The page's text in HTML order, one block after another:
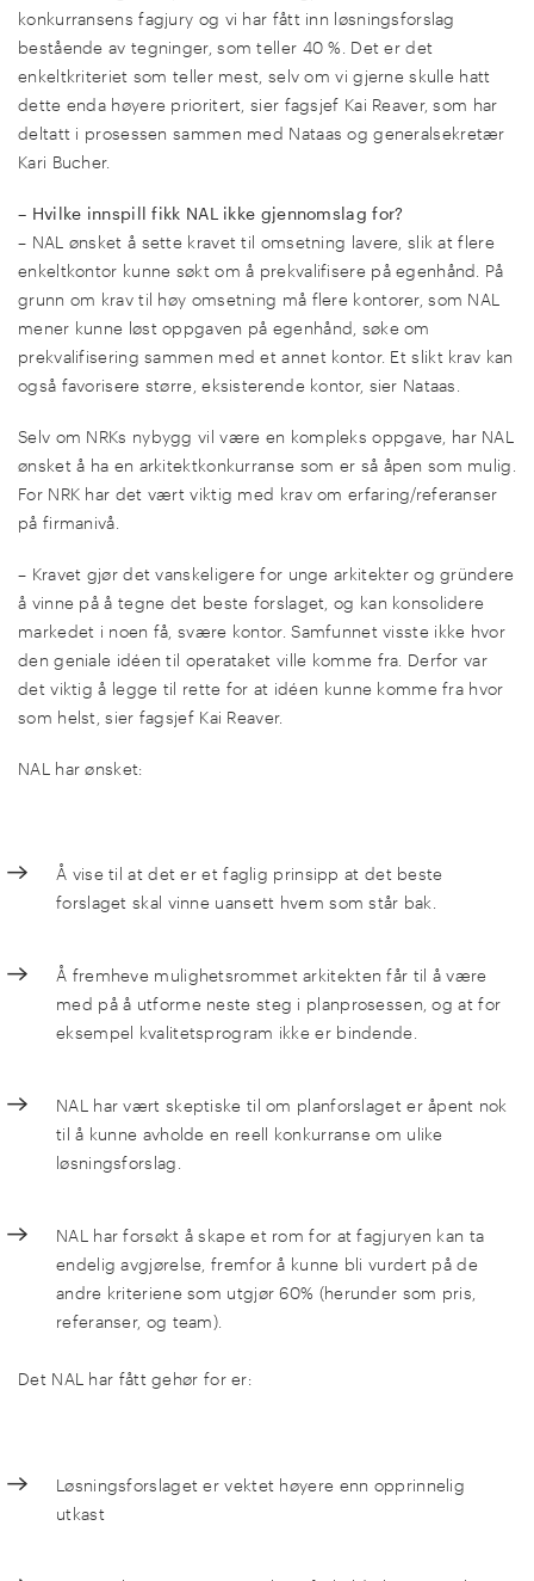
konkurransens fagjury og vi har fått inn løsningsforslag
bestående av tegninger, som teller 40 %. Det er det
enkeltkriteriet som teller mest, selv om vi gjerne skulle hatt
dette enda høyere prioritert, sier fagsjef Kai Reaver, som har
deltatt i prosessen sammen med Nataas og generalsekretær
Kari Bucher.
– Hvilke innspill fikk NAL ikke gjennomslag for?
– NAL ønsket å sette kravet til omsetning lavere, slik at flere
enkeltkontor kunne søkt om å prekvalifisere på egenhånd. På
grunn om krav til høy omsetning må flere kontorer, som NAL
mener kunne løst oppgaven på egenhånd, søke om
prekvalifisering sammen med et annet kontor. Et slikt krav kan
også favorisere større, eksisterende kontor, sier Nataas.
Selv om NRKs nybygg vil være en kompleks oppgave, har NAL
ønsket å ha en arkitektkonkurranse som er så åpen som mulig.
For NRK har det vært viktig med krav om erfaring/referanser
på firmanivå.
– Kravet gjør det vanskeligere for unge arkitekter og gründere
å vinne på å tegne det beste forslaget, og kan konsolidere
markedet i noen få, svære kontor. Samfunnet visste ikke hvor
den geniale idéen til operataket ville komme fra. Derfor var
det viktig å legge til rette for at idéen kunne komme fra hvor
som helst, sier fagsjef Kai Reaver.
NAL har ønsket:
Å vise til at det er et faglig prinsipp at det beste
forslaget skal vinne uansett hvem som står bak.
Å fremheve mulighetsrommet arkitekten får til å være
med på å utforme neste steg i planprosessen, og at for
eksempel kvalitetsprogram ikke er bindende.
NAL har vært skeptiske til om planforslaget er åpent nok
til å kunne avholde en reell konkurranse om ulike
løsningsforslag.
NAL har forsøkt å skape et rom for at fagjuryen kan ta
endelig avgjørelse, fremfor å kunne bli vurdert på de
andre kriteriene som utgjør 60% (herunder som pris,
referanser, og team).
Det NAL har fått gehør for er:
Løsningsforslaget er vektet høyere enn opprinnelig
utkast